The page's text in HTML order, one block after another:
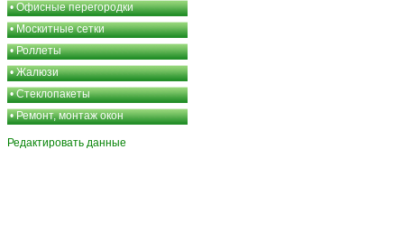
•Офисные перегородки
•Москитные сетки
•Роллеты
•Жалюзи
•Стеклопакеты
•Ремонт, монтаж окон
Редактировать данные